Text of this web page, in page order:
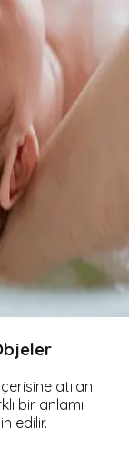
atılan
bir anlamı
edilir.